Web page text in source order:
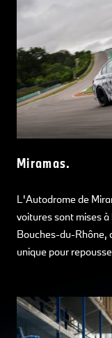
Miramas.
L'Autodrome de
voitures sont mises
Bouches-du-Rhône,
unique pour